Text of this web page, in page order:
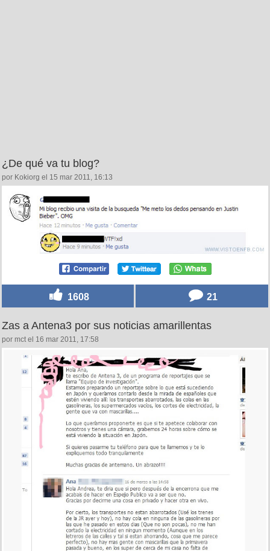
¿De qué va tu blog?
por Kokiorg el 15 mar 2011, 16:13
1608 21
Zas a Antena3 por sus noticias amarillentas
por mct el 16 mar 2011, 17:58